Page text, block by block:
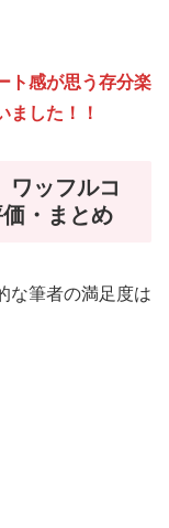
ト感が思う存分楽
ました！！
ワッフルコ
・まとめ
な筆者の満足度は